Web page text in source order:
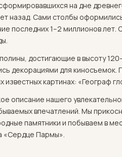
на дне
назад. Сами столбы
последних 1–2 миллионов
достигающие в высоту
декорациями для
известных картинах: «Географ
описание нашего
впечатлений. Мы
памятники и побываем в
«Сердце Пармы».